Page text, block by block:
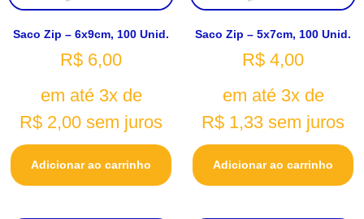
Saco Zip – 6x9cm, 100 Unid.
R$ 6,00
em até 3x de
R$ 2,00 sem juros
Adicionar ao carrinho
Saco Zip – 5x7cm, 100 Unid.
R$ 4,00
em até 3x de
R$ 1,33 sem juros
Adicionar ao carrinho